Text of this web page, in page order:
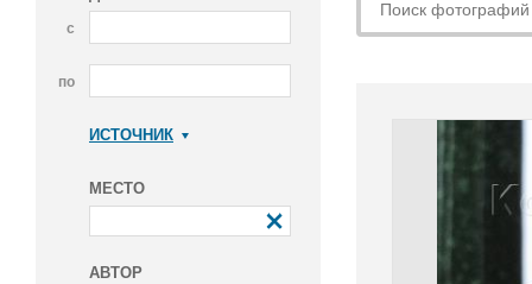
с
по
ИСТОЧНИК
МЕСТО
АВТОР